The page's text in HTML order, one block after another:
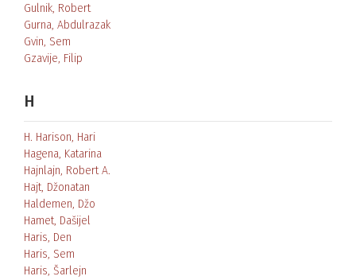
Gulnik, Robert
Gurna, Abdulrazak
Gvin, Sem
Gzavije, Filip
H
H. Harison, Hari
Hagena, Katarina
Hajnlajn, Robert A.
Hajt, Džonatan
Haldemen, Džo
Hamet, Dašijel
Haris, Den
Haris, Sem
Haris, Šarlejn